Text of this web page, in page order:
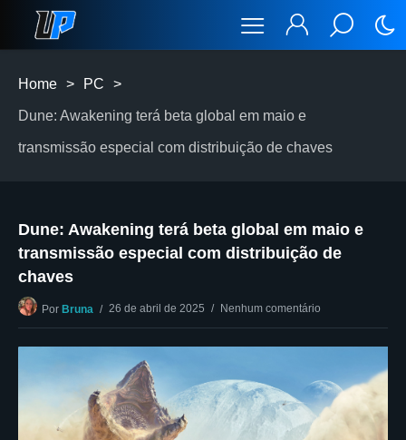
Home > PC >
Dune: Awakening terá beta global em maio e
transmissão especial com distribuição de chaves
Dune: Awakening terá beta global em maio e
transmissão especial com distribuição de
chaves
Por Bruna 26 de abril de 2025 Nenhum comentário